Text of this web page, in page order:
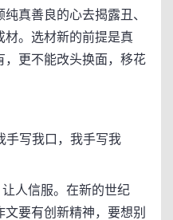
真善良的心去揭露丑、
材。选材新的前提是真
，更不能改头换面，移花
写我口，我手写我
人信服。在新的世纪
要有创新精神，要想别